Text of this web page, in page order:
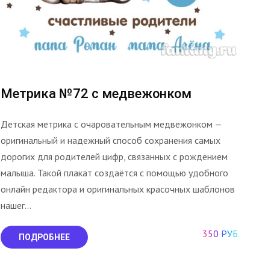
Метрика №72 с медвежонком
Детская метрика с очаровательным медвежонком —
оригинальный и надежный способ сохранения самых
дорогих для родителей цифр, связанных с рождением
малыша. Такой плакат создаётся с помощью удобного
онлайн редактора и оригинальных красочных шаблонов
нашег...
ПОДРОБНЕЕ 350 РУБ.